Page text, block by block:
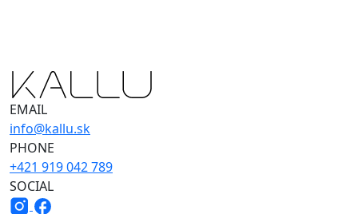
EMAIL
info@kallu.sk
PHONE
+421 919 042 789
SOCIAL